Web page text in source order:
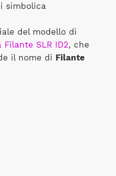
simbolica
del modello di
Filante SLR ID2, che
il nome di Filante